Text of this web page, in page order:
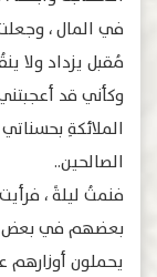
ﻓﻲ ﺍﻟﻤﺎﻝ ،
ﻣُﻘﺒﻞ ﻳﺰﺩﺍﺩ ﻭﻻ‌
ﻭﻛﺄﻧﻲ ﻗﺪ
ﺍﻟﻤﻼ‌ﺋﻜﺔِ
ﺍﻟﺼﺎﻟﺤﻴﻦ..
ﻓﻨﻤﺖُ ﻟﻴﻠﺔً ،
ﺑﻌﻀﻬﻢ ﻓﻲ ﺑﻌﺾ
ﻳﺤﻤﻠﻮﻥ